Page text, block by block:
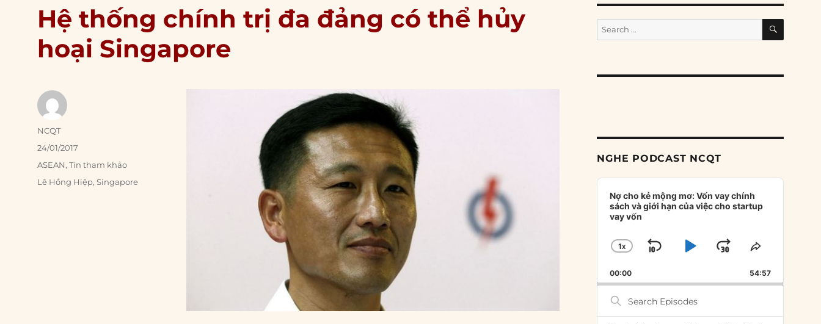
Hệ thống chính trị đa đảng có thể hủy
hoại Singapore
Author
NCQT
Posted
24/01/2017
Categories
ASEAN,Tin tham khảo
Tags
Lê Hồng Hiệp,Singapore
Search
for:
SEARCH
NGHE PODCAST NCQT
Audio
Player
Nợ cho kẻ mộng mơ: Vốn vay chính
sách và giới hạn của việc cho startup
vay vốn
CHANGE
RATE
1X
SKIP
BACKWARD
PLAYJUMP
FORWARD
SHARE
EPISODE
00:00 54:57
Search
Episodes